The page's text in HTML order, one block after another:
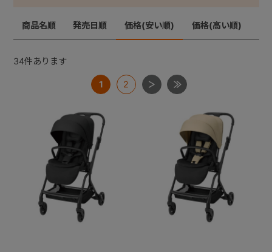
商品名順 発売日順 価格(安い順) 価格(高い順)
34件あります
1 2